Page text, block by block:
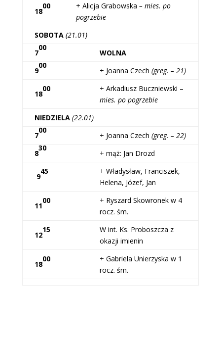
18
00 + Alicja Grabowska – mies. po
pogrzebie
SOBOTA (21.01)
7
00
WOLNA
9
00
+ Joanna Czech (greg. – 21)
18
00
+ Arkadiusz Buczniewski –
mies. po pogrzebie
NIEDZIELA (22.01)
7
00
+ Joanna Czech (greg. – 22)
8
30
+ mąż: Jan Drozd
9
45
+ Władysław, Franciszek,
Helena, Józef, Jan
11
00
+ Ryszard Skowronek w 4
rocz. śm.
12
15
W int. Ks. Proboszcza z
okazji imienin
18
00
+ Gabriela Unierzyska w 1
rocz. śm.